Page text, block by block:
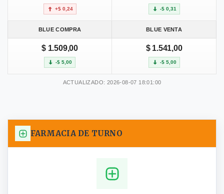
+$ 0,24 -$ 0,31
BLUE COMPRA BLUE VENTA
$ 1.509,00
-$ 5,00
$ 1.541,00
-$ 5,00
ACTUALIZADO: 2026-08-07 18:01:00
FARMACIA DE TURNO